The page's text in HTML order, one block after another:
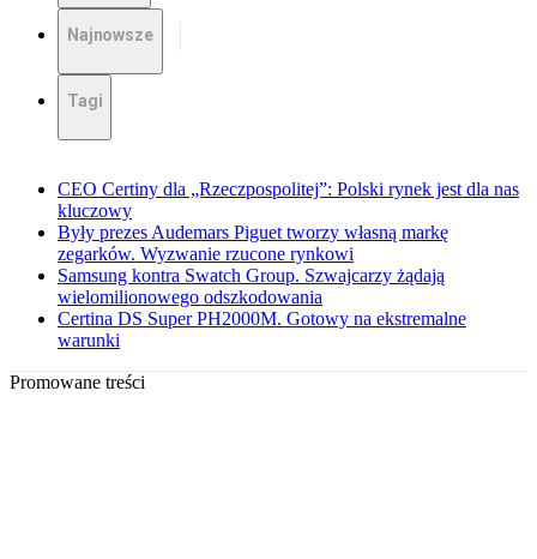
Najnowsze
Tagi
CEO Certiny dla „Rzeczpospolitej”: Polski rynek jest dla nas
kluczowy
Były prezes Audemars Piguet tworzy własną markę
zegarków. Wyzwanie rzucone rynkowi
Samsung kontra Swatch Group. Szwajcarzy żądają
wielomilionowego odszkodowania
Certina DS Super PH2000M. Gotowy na ekstremalne
warunki
Promowane treści